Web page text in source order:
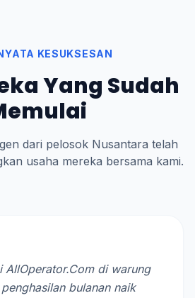
KESUKSESAN
Yang Sudah
dari pelosok Nusantara telah
usaha mereka bersama kami.
AllOperator.Com di warung
bulanan naik